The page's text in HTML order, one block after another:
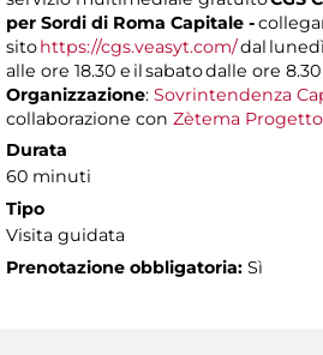
per Sordi di Roma Capitale -
sitohttps://cgs.veasyt.com/dal
alle ore 18.30 e il sabato dalle ore
Organizzazione: Sovrintendenza
collaborazione con Zètema
Durata
60 minuti
Tipo
Visita guidata
Prenotazione obbligatoria: Sì